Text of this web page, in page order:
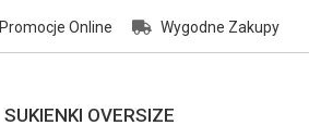
Promocje Online Wygodne Zakupy
SUKIENKI OVERSIZE